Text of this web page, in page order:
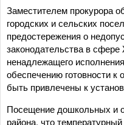
Заместителем прокурора
городских и сельских
предостережения о
законодательства в
ненадлежащего
обеспечению готовности к
быть привлечены к
Посещение дошкольных и
района, что